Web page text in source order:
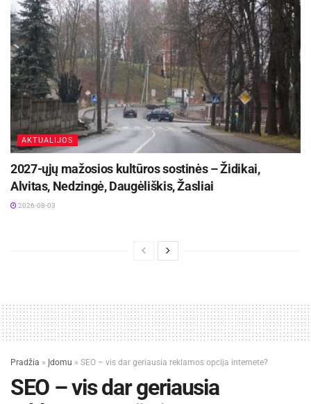
AKTUALIJOS
2027-ųjų mažosios kultūros sostinės – Židikai,
Alvitas, Nedzingė, Daugėliškis, Žasliai
2026-08-03
Pradžia » Įdomu » SEO – vis dar geriausia reklamos opcija internete?
SEO – vis dar geriausia